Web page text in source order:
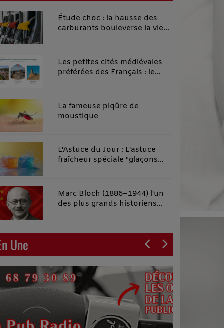
Étude choc : la hausse des
carburants bouleverse la vie
Les petites cités médiévales
préférées des Français : le
La fameuse piqûre de
moustique
L'Astuce du Jour : L'astuce
fraîcheur spéciale "glaçons
Marc Bloch (1886–1944) l'un
des plus grands historiens
Une